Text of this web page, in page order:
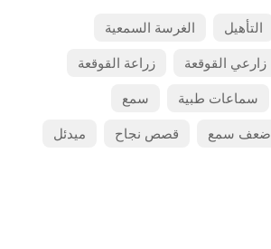
التأهيل
الغرسة السمعية
زارعي القوقعة
زراعة القوقعة
سماعات طبية
سمع
ضعف سمع قصص نجاح ميدئل